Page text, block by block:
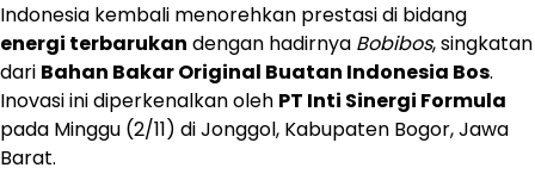
Indonesia kembali menorehkan prestasi di bidang
energi terbarukan dengan hadirnya Bobibos, singkatan
dari Bahan Bakar Original Buatan Indonesia Bos.
Inovasi ini diperkenalkan oleh PT Inti Sinergi Formula
pada Minggu (2/11) di Jonggol, Kabupaten Bogor, Jawa
Barat.